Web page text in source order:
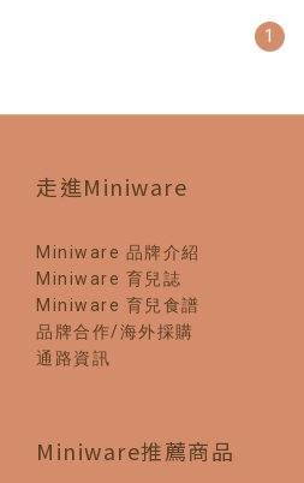
1
走進Miniware
Miniware 品牌介紹
Miniware 育兒誌
Miniware 育兒食譜
品牌合作/海外採購
通路資訊
Miniware推薦商品